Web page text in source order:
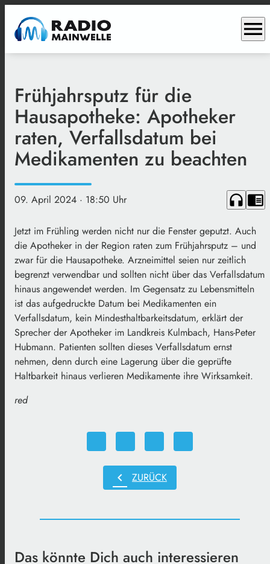
menu
Frühjahrsputz für die
Hausapotheke: Apotheker
raten, Verfallsdatum bei
Medikamenten zu beachten
09. April 2024 · 18:50 Uhr headphones chrome_reader_mode
Jetzt im Frühling werden nicht nur die Fenster geputzt. Auch
die Apotheker in der Region raten zum Frühjahrsputz – und
zwar für die Hausapotheke. Arzneimittel seien nur zeitlich
begrenzt verwendbar und sollten nicht über das Verfallsdatum
hinaus angewendet werden. Im Gegensatz zu Lebensmitteln
ist das aufgedruckte Datum bei Medikamenten ein
Verfallsdatum, kein Mindesthaltbarkeitsdatum, erklärt der
Sprecher der Apotheker im Landkreis Kulmbach, Hans-Peter
Hubmann. Patienten sollten dieses Verfallsdatum ernst
nehmen, denn durch eine Lagerung über die geprüfte
Haltbarkeit hinaus verlieren Medikamente ihre Wirksamkeit.
red
chevron_left ZURÜCK
Das könnte Dich auch interessieren